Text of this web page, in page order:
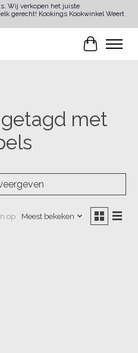
Wij verkopen het juiste
gerecht! Kookings Kookwinkel Weert
met
op Meest bekeken